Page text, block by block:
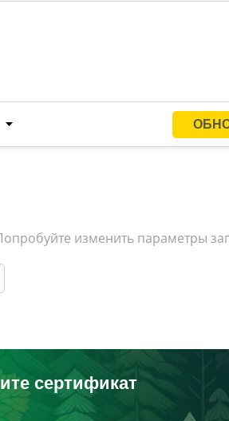
изменить параметры
сертификат